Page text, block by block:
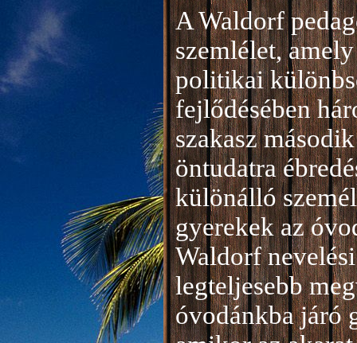
A Waldorf
szemlélet,
politikai
fejlődésében
szakasz
öntudatra
különálló
gyerekek az
Waldorf
legteljesebb
óvodánkba járó